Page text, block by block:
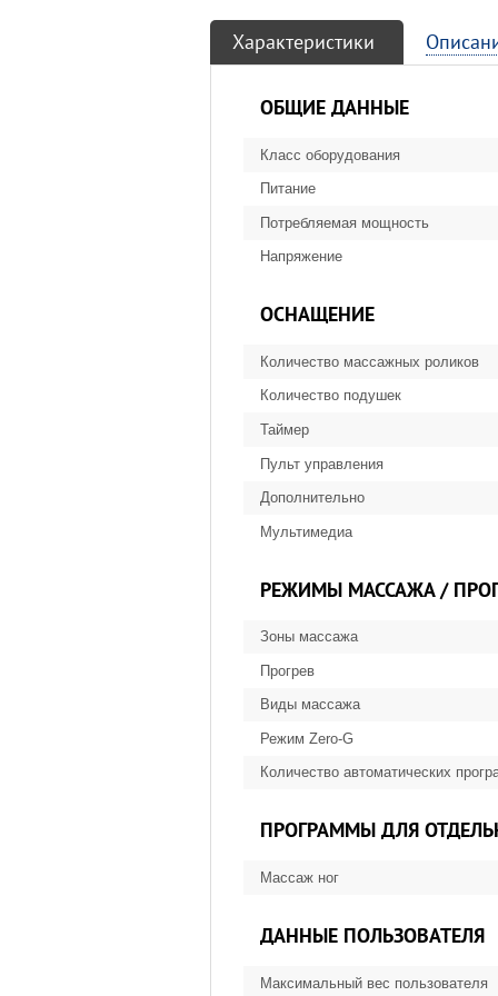
Характеристики
ОБЩИЕ ДАННЫЕ
Класс оборудования
Питание
Потребляемая мощность
Напряжение
ОСНАЩЕНИЕ
Количество массажных роликов
Количество подушек
Таймер
Пульт управления
Дополнительно
Мультимедиа
РЕЖИМЫ МАССАЖА /
Зоны массажа
Прогрев
Виды массажа
Режим Zero-G
Количество автоматических
ПРОГРАММЫ ДЛЯ
Массаж ног
ДАННЫЕ ПОЛЬЗОВАТЕЛЯ
Максимальный вес пользователя